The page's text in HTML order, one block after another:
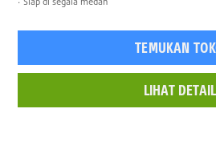
TEMUKAN
LIHAT DETAIL